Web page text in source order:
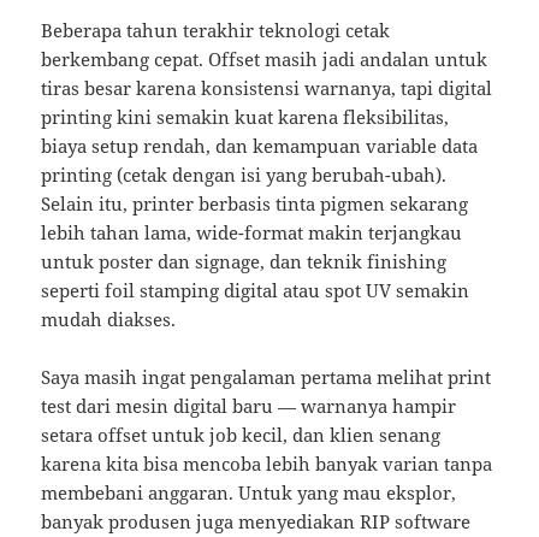
Beberapa tahun terakhir teknologi cetak
berkembang cepat. Offset masih jadi andalan untuk
tiras besar karena konsistensi warnanya, tapi digital
printing kini semakin kuat karena fleksibilitas,
biaya setup rendah, dan kemampuan variable data
printing (cetak dengan isi yang berubah-ubah).
Selain itu, printer berbasis tinta pigmen sekarang
lebih tahan lama, wide-format makin terjangkau
untuk poster dan signage, dan teknik finishing
seperti foil stamping digital atau spot UV semakin
mudah diakses.
Saya masih ingat pengalaman pertama melihat print
test dari mesin digital baru — warnanya hampir
setara offset untuk job kecil, dan klien senang
karena kita bisa mencoba lebih banyak varian tanpa
membebani anggaran. Untuk yang mau eksplor,
banyak produsen juga menyediakan RIP software